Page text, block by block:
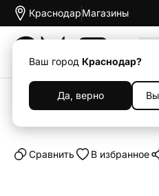
Краснодар
Ваш город Краснодар?
Да, верно
Магазины
Каталог
Смартфон
Cравнить В избранное